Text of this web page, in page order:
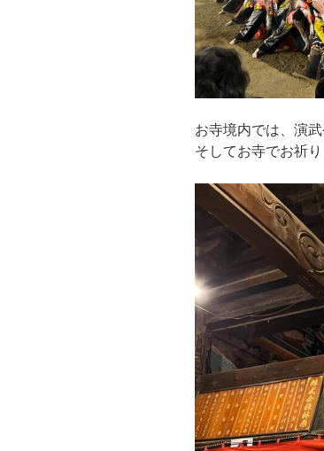
お寺境内では、演
そしてお寺でお祈